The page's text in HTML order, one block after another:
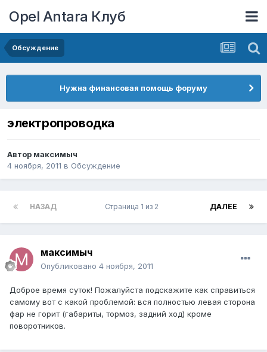
Opel Antara Клуб
Обсуждение
Нужна финансовая помощь форуму
электропроводка
Автор максимыч
4 ноября, 2011 в Обсуждение
НАЗАД ДАЛЕЕ
Страница 1 из 2
максимыч
Опубликовано 4 ноября, 2011
Доброе время суток! Пожалуйста подскажите как справиться
самому вот с какой проблемой: вся полностью левая сторона
фар не горит (габариты, тормоз, задний ход) кроме
поворотников.